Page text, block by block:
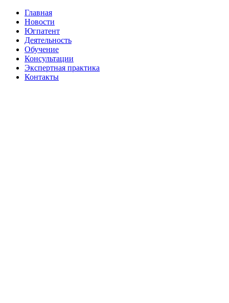
Главная
Новости
Югпатент
Деятельность
Обучение
Консультации
Экспертная практика
Контакты